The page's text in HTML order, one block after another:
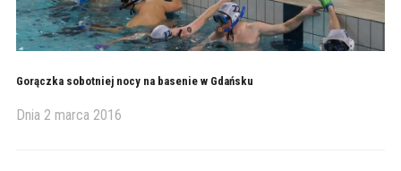
Gorączka sobotniej nocy na basenie w Gdańsku
Dnia 2 marca 2016